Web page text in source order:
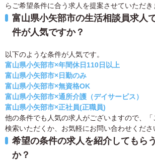
らご希望条件に合う求人を提案させていただき
富山県小矢部市の生活相談員求人
件が人気ですか？
以下のような条件が人気です。
富山県小矢部市×年間休日110日以上
富山県小矢部市×日勤のみ
富山県小矢部市×無資格OK
富山県小矢部市×通所介護（デイサービス）
富山県小矢部市×正社員(正職員)
他の条件でも人気の求人がございますので、「
検索いただくか、お気軽にお問い合わせくださ
希望の条件の求人を紹介してもら
か？